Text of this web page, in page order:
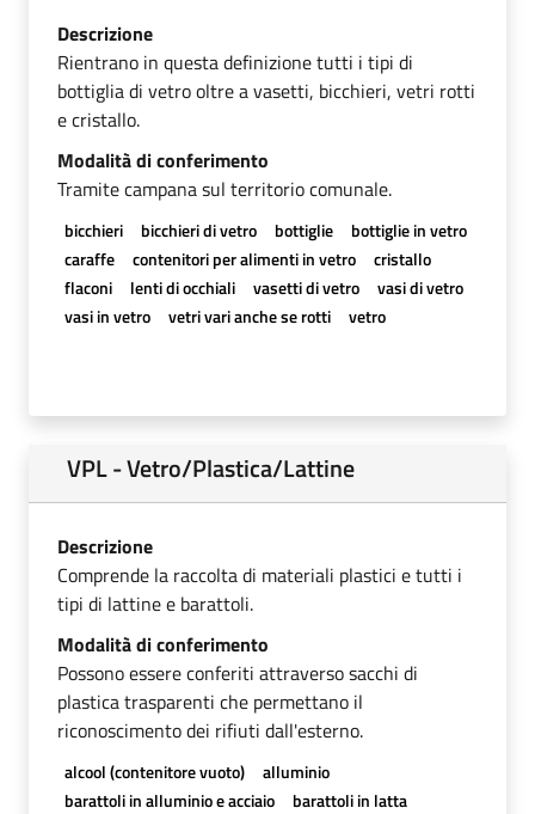
Descrizione
Rientrano in questa definizione tutti i tipi di
bottiglia di vetro oltre a vasetti, bicchieri, vetri rotti
e cristallo.
Modalità di conferimento
Tramite campana sul territorio comunale.
bicchieri bicchieri di vetro bottiglie
bottiglie in vetro
caraffe
contenitori per alimenti in vetro
cristallo
flaconi
lenti di occhiali vasetti di vetro
vasi di vetro
vasi in vetro
vetri vari anche se rotti vetro
VPL - Vetro/Plastica/Lattine
Descrizione
Comprende la raccolta di materiali plastici e tutti i
tipi di lattine e barattoli.
Modalità di conferimento
Possono essere conferiti attraverso sacchi di
plastica trasparenti che permettano il
riconoscimento dei rifiuti dall'esterno.
alcool (contenitore vuoto)
alluminio
barattoli in alluminio e acciaio
barattoli in latta